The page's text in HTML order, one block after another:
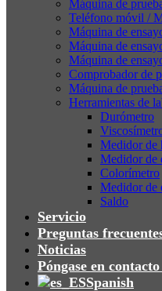
Máquina de
Teléfono móvil /
Máquina de
Máquina de
Máquina de
Comprobador de
Máquina de
Herramientas de
Durómetro
Medidor de
Medidor de
Colorímetro
Medidor de
Saldo
Servicio
Preguntas
Noticias
Póngase en
Spanish